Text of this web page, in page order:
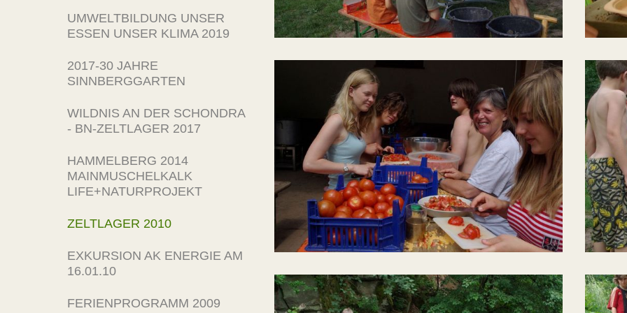
UMWELTBILDUNG UNSER
ESSEN UNSER KLIMA 2019
2017-30 JAHRE
SINNBERGGARTEN
WILDNIS AN DER SCHONDRA
- BN-ZELTLAGER 2017
HAMMELBERG 2014
MAINMUSCHELKALK
LIFE+NATURPROJEKT
ZELTLAGER 2010
EXKURSION AK ENERGIE AM
16.01.10
FERIENPROGRAMM 2009